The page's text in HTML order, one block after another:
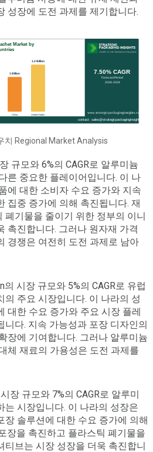
성장에 도전 과제를 제기합니다.
치 Regional Market Analysis
규모와 6%의 CAGR로 알루미늄
른 중요한 플레이어입니다. 이 나
에 대한 소비자 수요 증가와 지속
집중 증가에 의해 촉진됩니다. 재
폐기물을 줄이기 위한 정부의 이니
촉진합니다. 그러나 원자재 가격
경쟁은 여전히 도전 과제로 남아
시장 규모와 5%의 CAGR로 유럽
의 주요 시장입니다. 이 나라의 성
대한 수요 증가와 주요 시장 플레
니다. 지속 가능성과 포장 디자인의
장에 기여합니다. 그러나 알루미늄
체 재료의 가용성은 도전 과제를
장 규모와 7%의 CAGR로 알루미
는 시장입니다. 이 나라의 성장은
장 솔루션에 대한 수요 증가에 의해
장을 촉진하고 플라스틱 폐기물을
티브는 시장 성장을 더욱 촉진합니